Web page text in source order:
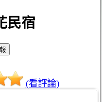
民宿
(看評論)